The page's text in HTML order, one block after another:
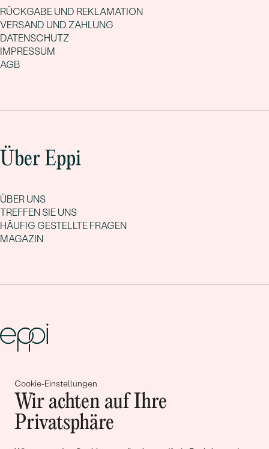
Cookie-Einstellungen
Wir achten auf Ihre
Privatsphäre
RÜCKGABE UND REKLAMATION
VERSAND UND ZAHLUNG
DATENSCHUTZ
IMPRESSUM
AGB
Über Eppi
ÜBER UNS
TREFFEN SIE UNS
HÄUFIG GESTELLTE FRAGEN
MAGAZIN
Gemeinsam erschaffen wir
Geschichten von Schönheit und
Liebe